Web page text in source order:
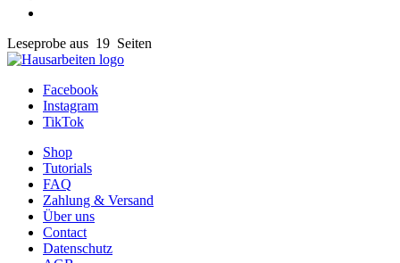
Leseprobe aus 19 Seiten
Facebook
Instagram
TikTok
Shop
Tutorials
FAQ
Zahlung & Versand
Über uns
Contact
Datenschutz